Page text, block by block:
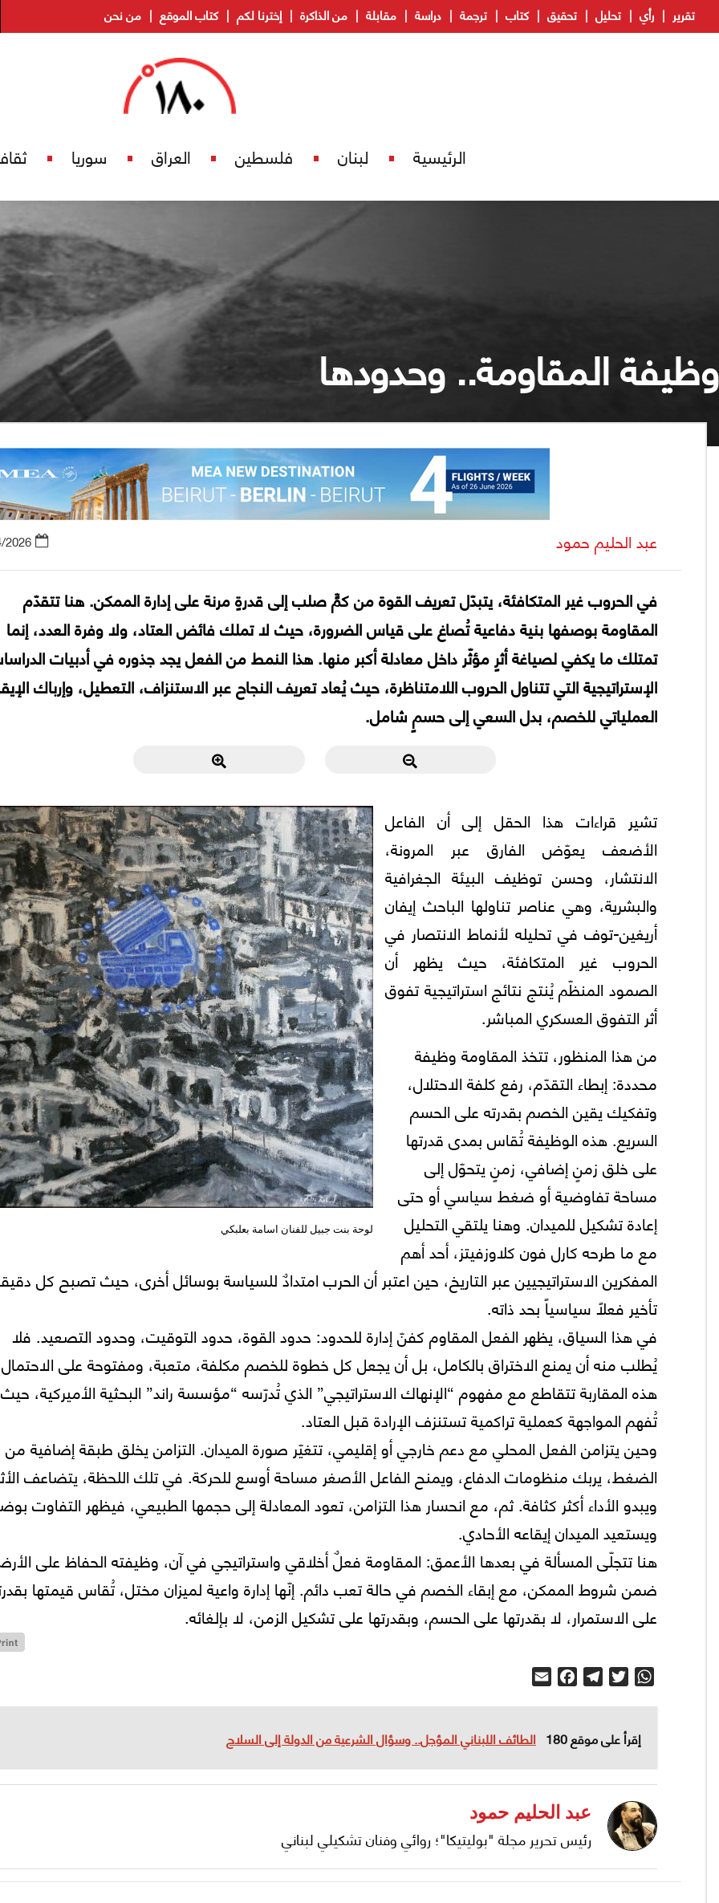
تقرير رأي تحليل تحقيق كتاب ترجمة دراسة مقابلة من الذاكرة إخترنا لكم كتاب الموقع من نحن
الرئيسية لبنان فلسطين العراق سوريا
وظيفة المقاومة.. وحدودها
عبد الحليم حمود 2026
في الحروب غير المتكافئة، يتبدّل تعريف القوة من كمٍّ صلب إلى قدرةٍ مرنة على إدارة الممكن. هنا تتقدّم
المقاومة بوصفها بنية دفاعية تُصاغ على قياس الضرورة، حيث لا تملك فائض العتاد، ولا وفرة العدد، إنما
تمتلك ما يكفي لصياغة أثرٍ مؤثّر داخل معادلة أكبر منها. هذا النمط من الفعل يجد جذوره في أدبيات
الإستراتيجية التي تتناول الحروب اللامتناظرة، حيث يُعاد تعريف النجاح عبر الاستنزاف، التعطيل، وإرباك
العملياتي للخصم، بدل السعي إلى حسمٍ شامل.
لوحة بنت جبيل للفنان اسامة بعلبكي
تشير قراءات هذا الحقل إلى أن الفاعل
الأضعف يعوّض الفارق عبر المرونة،
الانتشار، وحسن توظيف البيئة الجغرافية
والبشرية، وهي عناصر تناولها الباحث إيفان
أريغين-توف في تحليله لأنماط الانتصار في
الحروب غير المتكافئة، حيث يظهر أن
الصمود المنظّم يُنتج نتائج استراتيجية تفوق
أثر التفوق العسكري المباشر.
من هذا المنظور، تتخذ المقاومة وظيفة
محددة: إبطاء التقدّم، رفع كلفة الاحتلال،
وتفكيك يقين الخصم بقدرته على الحسم
السريع. هذه الوظيفة تُقاس بمدى قدرتها
على خلق زمنٍ إضافي، زمنٍ يتحوّل إلى
مساحة تفاوضية أو ضغط سياسي أو حتى
إعادة تشكيل للميدان. وهنا يلتقي التحليل
مع ما طرحه كارل فون كلاوزفيتز، أحد أهم
المفكرين الاستراتيجيين عبر التاريخ، حين اعتبر أن الحرب امتدادٌ للسياسة بوسائل أخرى، حيث تصبح كل
تأخير فعلاً سياسياً بحد ذاته.
في هذا السياق، يظهر الفعل المقاوم كفنّ إدارة للحدود: حدود القوة، حدود التوقيت، وحدود التصعيد. فلا
يُطلب منه أن يمنع الاختراق بالكامل، بل أن يجعل كل خطوة للخصم مكلفة، متعبة، ومفتوحة على
هذه المقاربة تتقاطع مع مفهوم “الإنهاك الاستراتيجي” الذي تُدرّسه “مؤسسة راند” البحثية الأميركية، حيث
تُفهم المواجهة كعملية تراكمية تستنزف الإرادة قبل العتاد.
وحين يتزامن الفعل المحلي مع دعم خارجي أو إقليمي، تتغيّر صورة الميدان. التزامن يخلق طبقة إضافية من
الضغط، يربك منظومات الدفاع، ويمنح الفاعل الأصغر مساحة أوسع للحركة. في تلك اللحظة، يتضاعف
ويبدو الأداء أكثر كثافة. ثم، مع انحسار هذا التزامن، تعود المعادلة إلى حجمها الطبيعي، فيظهر التفاوت
ويستعيد الميدان إيقاعه الأحادي.
هنا تتجلّى المسألة في بعدها الأعمق: المقاومة فعلٌ أخلاقي واستراتيجي في آن، وظيفته الحفاظ على
ضمن شروط الممكن، مع إبقاء الخصم في حالة تعب دائم. إنّها إدارة واعية لميزان مختل، تُقاس قيمتها
على الاستمرار، لا بقدرتها على الحسم، وبقدرتها على تشكيل الزمن، لا بإلغائه.
WhatsApp
Twitter
Telegram
Facebook
إقرأ على موقع 180 الطائف اللبناني المؤجل.. وسؤال الشرعية من الدولة إلى السلاح
عبد الحليم حمود
رئيس تحرير مجلة "بوليتيكا"؛ روائي وفنان تشكيلي لبناني